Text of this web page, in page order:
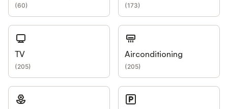
(60) (173)
TV
(205)
Airconditioning
(205)